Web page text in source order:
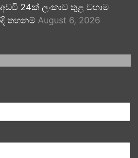
24ක් ලංකාව තුළ වහාම
තහනම් August 6, 2026